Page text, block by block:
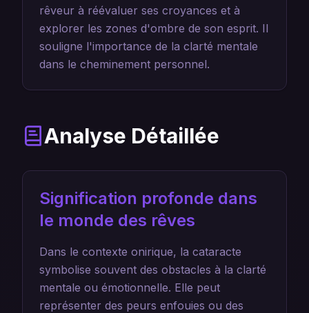
rêveur à réévaluer ses croyances et à
explorer les zones d'ombre de son esprit. Il
souligne l'importance de la clarté mentale
dans le cheminement personnel.
Analyse Détaillée
Signification profonde dans
le monde des rêves
Dans le contexte onirique, la cataracte
symbolise souvent des obstacles à la clarté
mentale ou émotionnelle. Elle peut
représenter des peurs enfouies ou des